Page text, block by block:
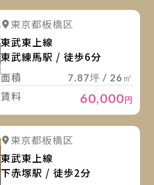
詳細を見る
東京都板橋区
東武東上線
東武練馬駅 / 徒歩6分
面積
7.87坪 / 26㎡
賃料 60,000円
詳細を見る
東京都板橋区
東武東上線
下赤塚駅 / 徒歩2分